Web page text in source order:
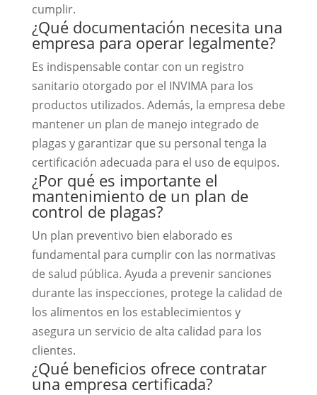
cumplir.
¿Qué documentación necesita una
empresa para operar legalmente?
Es indispensable contar con un registro
sanitario otorgado por el INVIMA para los
productos utilizados. Además, la empresa debe
mantener un plan de manejo integrado de
plagas y garantizar que su personal tenga la
certificación adecuada para el uso de equipos.
¿Por qué es importante el
mantenimiento de un plan de
control de plagas?
Un plan preventivo bien elaborado es
fundamental para cumplir con las normativas
de salud pública. Ayuda a prevenir sanciones
durante las inspecciones, protege la calidad de
los alimentos en los establecimientos y
asegura un servicio de alta calidad para los
clientes.
¿Qué beneficios ofrece contratar
una empresa certificada?